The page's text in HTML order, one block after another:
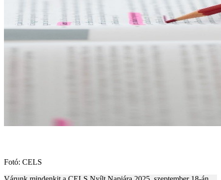
Fotó: CELS